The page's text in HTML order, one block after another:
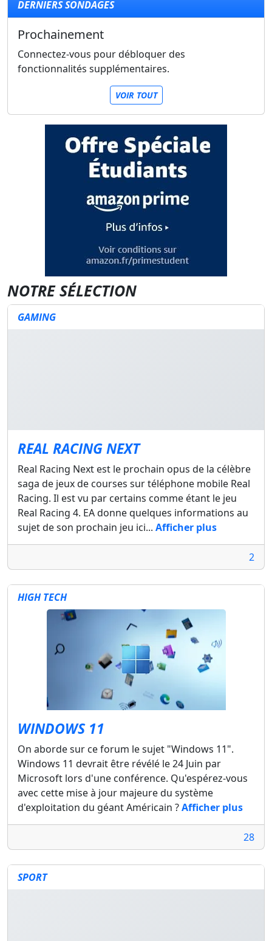
DERNIERS SONDAGES
Prochainement
Connectez-vous pour débloquer des
fonctionnalités supplémentaires.
VOIR TOUT
NOTRE SÉLECTION
GAMING
REAL RACING NEXT
Real Racing Next est le prochain opus de la célèbre
saga de jeux de courses sur téléphone mobile Real
Racing. Il est vu par certains comme étant le jeu
Real Racing 4. EA donne quelques informations au
sujet de son prochain jeu ici... Afficher plus
2
HIGH TECH
WINDOWS 11
On aborde sur ce forum le sujet "Windows 11".
Windows 11 devrait être révélé le 24 Juin par
Microsoft lors d'une conférence. Qu'espérez-vous
avec cette mise à jour majeure du système
d'exploitation du géant Américain ?Afficher plus
28
SPORT